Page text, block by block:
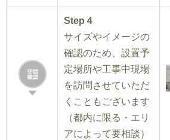
Step４
サイズやイメージの
確認のため、設置予
定場所や工事中現場
を訪問させていただ
くこともございます
（都内に限る・エリ
アによって要相談）